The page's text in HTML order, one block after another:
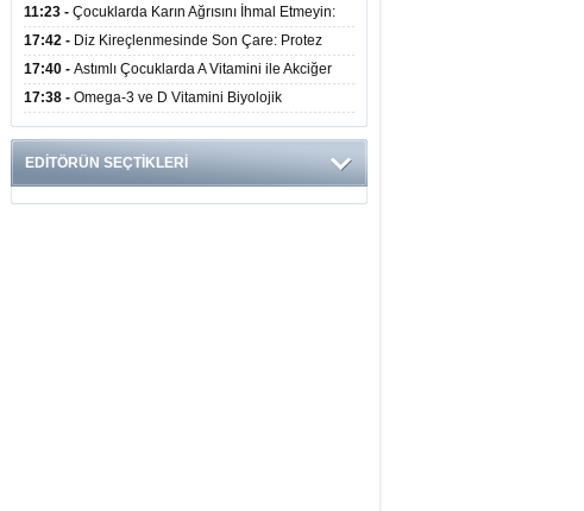
Riskini Artırıyor
11:23 - Çocuklarda Karın Ağrısını İhmal Etmeyin:
Apandisit Habercisi Olabilir
17:42 - Diz Kireçlenmesinde Son Çare: Protez
Ameliyatı İle Yaşam Kalitesi Artıyor
17:40 - Astımlı Çocuklarda A Vitamini ile Akciğer
Hacmi Arasında Bağlantı Bulundu
17:38 - Omega-3 ve D Vitamini Biyolojik
Yaşlanmayı Yavaşlatabilir
EDİTÖRÜN SEÇTİKLERİ